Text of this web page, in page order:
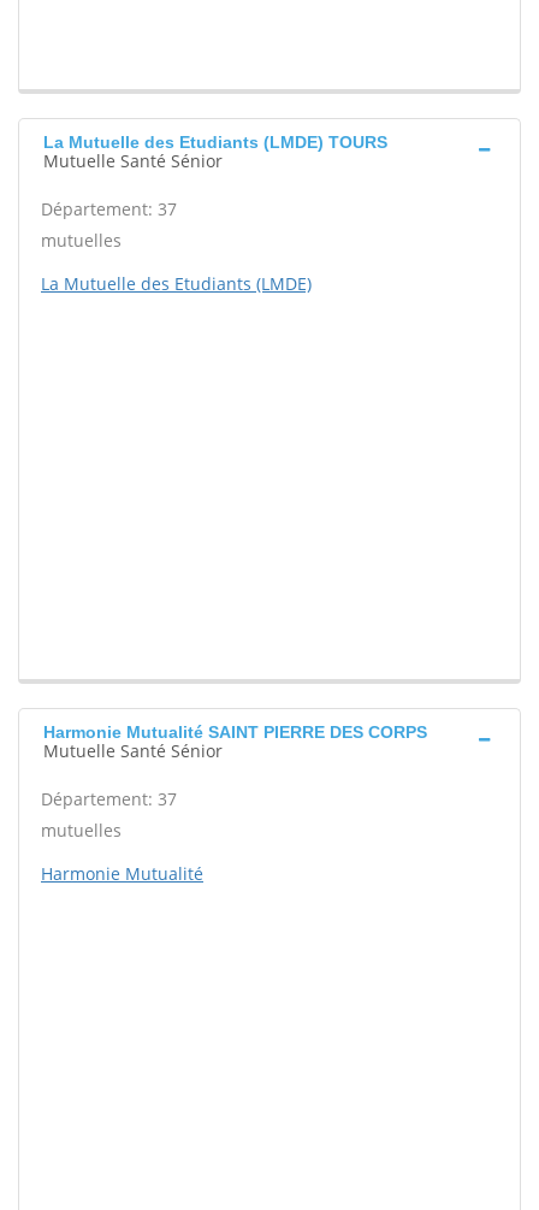
La Mutuelle des Etudiants (LMDE) TOURS
Mutuelle Santé Sénior
Département: 37
mutuelles
La Mutuelle des Etudiants (LMDE)
Harmonie Mutualité SAINT PIERRE DES CORPS
Mutuelle Santé Sénior
Département: 37
mutuelles
Harmonie Mutualité